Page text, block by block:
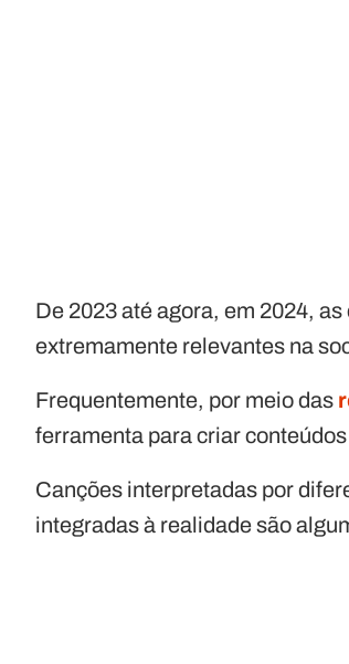
De 2023 até agora, em 2024,
extremamente relevantes na
Frequentemente, por meio das
ferramenta para criar
Canções interpretadas por
integradas à realidade são